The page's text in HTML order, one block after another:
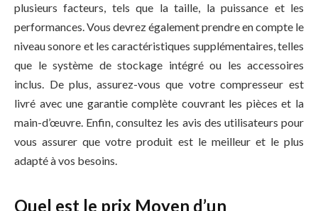
plusieurs facteurs, tels que la taille, la puissance et les
performances. Vous devrez également prendre en compte le
niveau sonore et les caractéristiques supplémentaires, telles
que le système de stockage intégré ou les accessoires
inclus. De plus, assurez-vous que votre compresseur est
livré avec une garantie complète couvrant les pièces et la
main-d’œuvre. Enfin, consultez les avis des utilisateurs pour
vous assurer que votre produit est le meilleur et le plus
adapté à vos besoins.
Quel est le prix Moyen d’un